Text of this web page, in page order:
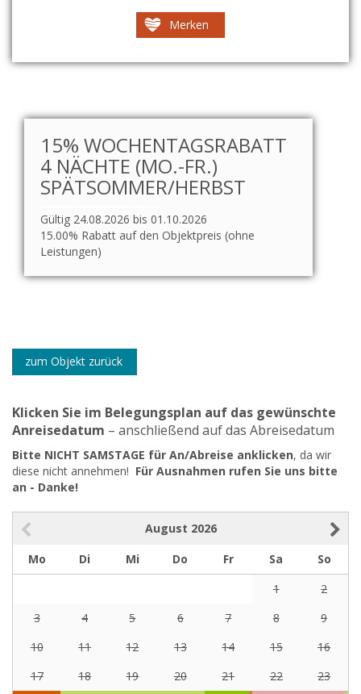
Merken
15% WOCHENTAGSRABATT
4 NÄCHTE (MO.-FR.)
SPÄTSOMMER/HERBST
Gültig 24.08.2026 bis 01.10.2026
15.00% Rabatt auf den Objektpreis (ohne
Leistungen)
zum Objekt zurück
Klicken Sie im Belegungsplan auf das gewünschte
Anreisedatum – anschließend auf das Abreisedatum
Bitte NICHT SAMSTAGE für An/Abreise anklicken, da wir
diese nicht annehmen! Für Ausnahmen rufen Sie uns bitte
an - Danke!
August 2026
Mo
Di Mi Do Fr Sa
So
1
2
3
4 5 6 7 8
9
10
11 12 13 14 15
16
17
18 19 20 21 22
23